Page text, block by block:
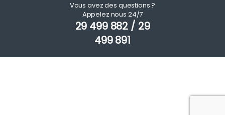
Vous avez des questions ?
Appelez nous 24/7
29 499 882 / 29
499 891